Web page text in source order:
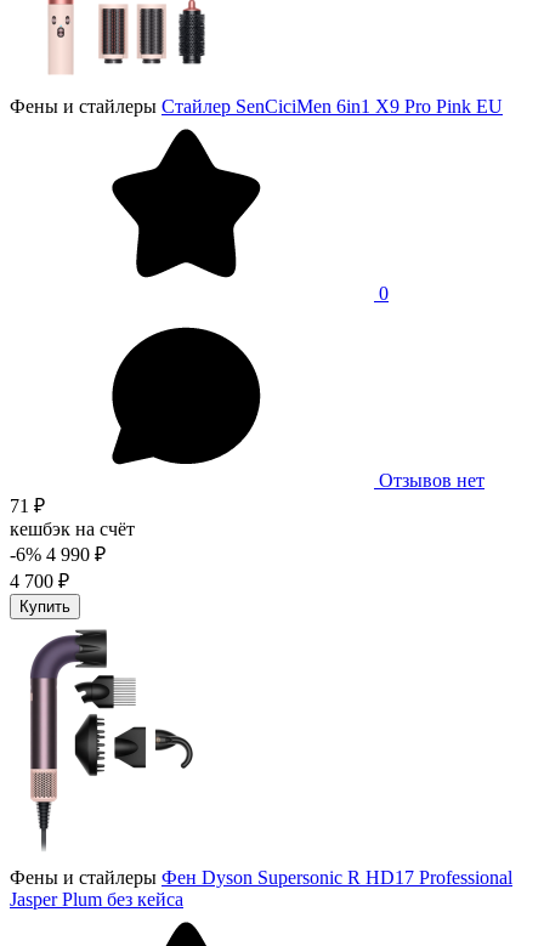
Фены и стайлеры Стайлер SenCiciMen 6in1 X9 Pro Pink EU
0
Отзывов нет
71 ₽
кешбэк на счёт
-6% 4 990 ₽
4 700 ₽
Купить
Фены и стайлеры Фен Dyson Supersonic R HD17 Professional
Jasper Plum без кейса